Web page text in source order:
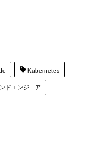
Kubernetes
ドエンジニア